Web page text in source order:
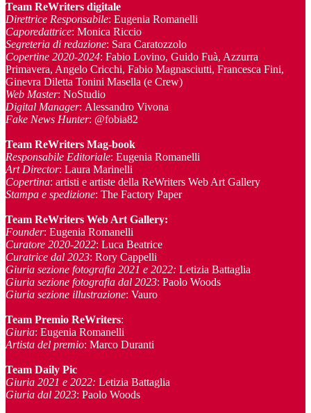
Team ReWriters digitale
Direttrice Responsabile: Eugenia Romanelli
Caporedattrice: Monica Riccio
Segreteria di redazione: Sara Caratozzolo
Copertine 2020-2024: Fabio Lovino, Guido Fuà, Azzurra
Primavera, Angelo Cricchi, Fabio Magnasciutti, Francesca Fini,
Ginevra Diletta Tonini Masella (e Crew)
Web Master: NoStudio
Digital Manager: Alessandro Vivona
Fake News Hunter: @fobia82
Team ReWriters Mag-book
Responsabile Editoriale: Eugenia Romanelli
Art Director: Laura Marinelli
Copertina: artisti e artiste della ReWriters Web Art Gallery
Stampa e spedizione: The Factory Paper
Team ReWriters Web Art Gallery:
Founder: Eugenia Romanelli
Curatore 2020-2022: Luca Beatrice
Curatrice dal 2023: Rory Cappelli
Giuria sezione fotografia 2021 e 2022: Letizia Battaglia
Giuria sezione fotografia dal 2023: Paolo Woods
Giuria sezione illustrazione: Vauro
Team Premio ReWriters:
Giuria: Eugenia Romanelli
Artista del premio: Marco Duranti
Team Daily Pic
Giuria 2021 e 2022: Letizia Battaglia
Giuria dal 2023: Paolo Woods